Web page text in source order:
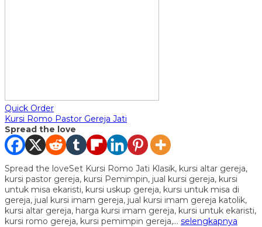
Quick Order
Kursi Romo Pastor Gereja Jati
Spread the love
Spread the loveSet Kursi Romo Jati Klasik, kursi altar gereja,
kursi pastor gereja, kursi Pemimpin, jual kursi gereja, kursi
untuk misa ekaristi, kursi uskup gereja, kursi untuk misa di
gereja, jual kursi imam gereja, jual kursi imam gereja katolik,
kursi altar gereja, harga kursi imam gereja, kursi untuk ekaristi,
kursi romo gereja, kursi pemimpin gereja,… selengkapnya